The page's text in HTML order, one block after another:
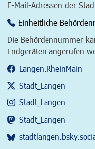
E-Mail-Adressen der
Einheitliche
Die Behördennummer
Endgeräten angerufen
Langen.RheinMain
Stadt_Langen
Stadt_Langen
Stadt_Langen